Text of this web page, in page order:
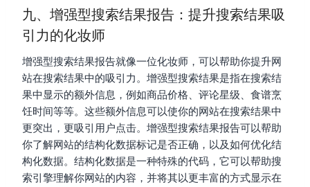
九、增强型搜索结果报告：提升搜索结果吸
引力的化妆师
增强型搜索结果报告就像一位化妆师，可以帮助你提升网
站在搜索结果中的吸引力。增强型搜索结果是指在搜索结
果中显示的额外信息，例如商品价格、评论星级、食谱烹
饪时间等等。这些额外信息可以使你的网站在搜索结果中
更突出，更吸引用户点击。增强型搜索结果报告可以帮助
你了解网站的结构化数据标记是否正确，以及如何优化结
构化数据。结构化数据是一种特殊的代码，它可以帮助搜
索引擎理解你网站的内容，并将其以更丰富的方式显示在